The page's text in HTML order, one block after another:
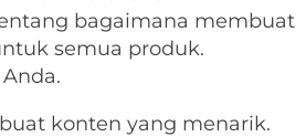
bagaimana membuat
semua produk.
konten yang menarik.